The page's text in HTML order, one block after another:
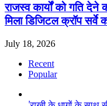
राजस्व कार्यों को गति
मिला डिजिटल क्रॉप सर्वे
July 18, 2026
Recent
Popular